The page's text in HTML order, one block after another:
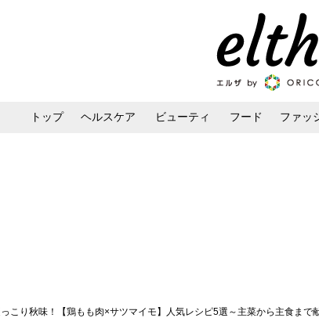
トップ ヘルスケア ビューティ フード ファッ
っこり秋味！【鶏もも肉×サツマイモ】人気レシピ5選～主菜から主食まで